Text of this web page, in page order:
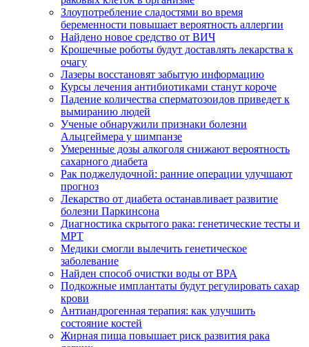
Злоупотребление сладостями во время
беременности повышает вероятность аллергии
Найдено новое средство от ВИЧ
Крошечные роботы будут доставлять лекарства к
очагу
Лазеры восстановят забытую информацию
Курсы лечения антибиотиками станут короче
Падение количества сперматозоидов приведет к
вымиранию людей
Ученые обнаружили признаки болезни
Альцгеймера у шимпанзе
Умеренные дозы алкоголя снижают вероятность
сахарного диабета
Рак поджелудочной: ранние операции улучшают
прогноз
Лекарство от диабета останавливает развитие
болезни Паркинсона
Диагностика скрытого рака: генетические тесты и
МРТ
Медики смогли вылечить генетическое
заболевание
Найден способ очистки воды от BPA
Подкожные имплантаты будут регулировать сахар
крови
Антиандрогенная терапия: как улучшить
состояние костей
Жирная пища повышает риск развития рака